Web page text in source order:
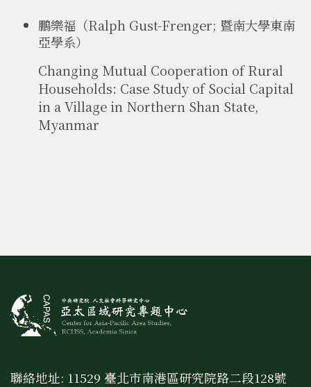
鵬樂福（Ralph Gust-Frenger; 暨南大學東南
亞學系）
Changing Mutual Cooperation of Rural
Households: Case Study of Social Capital
in a Village in Northern Shan State,
Myanmar
聯絡地址: 11529 臺北市南港區研究院路二段128號